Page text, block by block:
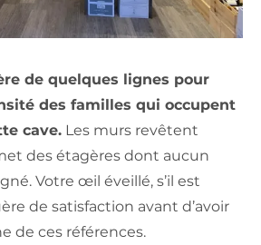
de quelques lignes pour
des familles qui occupent
cave. Les murs revêtent
des étagères dont aucun
Votre œil éveillé, s’il est
de satisfaction avant d’avoir
de ces références.